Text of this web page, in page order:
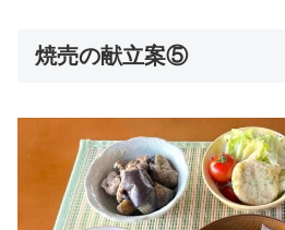
焼売の献立案⑤